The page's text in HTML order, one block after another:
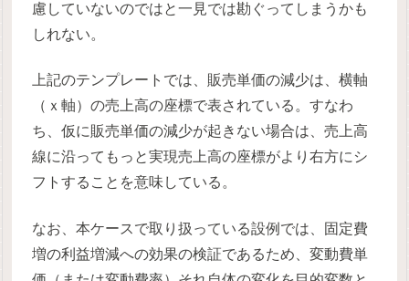
慮していないのではと一見では勘ぐってしまうかも
しれない。
上記のテンプレートでは、販売単価の減少は、横軸
（ｘ軸）の売上高の座標で表されている。すなわ
ち、仮に販売単価の減少が起きない場合は、売上高
線に沿ってもっと実現売上高の座標がより右方にシ
フトすることを意味している。
なお、本ケースで取り扱っている設例では、固定費
増の利益増減への効果の検証であるため、変動費単